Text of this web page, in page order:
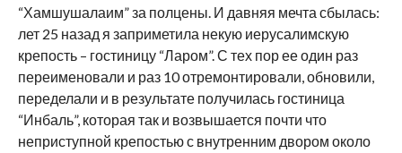
“Хамшушалаим” за полцены. И давняя мечта сбылась:
лет 25 назад я заприметила некую иерусалимскую
крепость – гостиницу “Ларом”. С тех пор ее один раз
переименовали и раз 10 отремонтировали, обновили,
переделали и в результате получилась гостиница
“Инбаль”, которая так и возвышается почти что
неприступной крепостью с внутренним двором около